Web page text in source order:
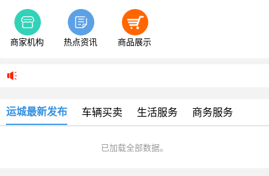
商家机构 热点资讯 商品展示
运城最新发布 车辆买卖 生活服务 商务服务
已加载全部数据。